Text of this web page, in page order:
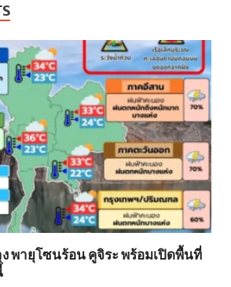
พายุโซนร้อน คูจิระ พร้อมเปิดพื้นที่